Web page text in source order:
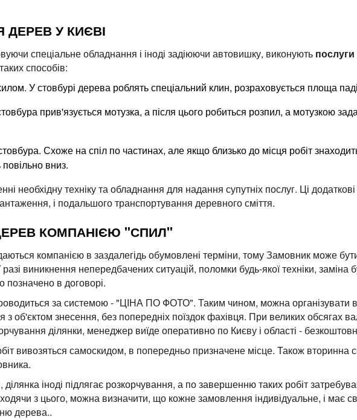
У КИЄВІ
спеціальне обладнання і іноді задіюючи автовишку, виконують
способів:
У стовбурі дерева роблять спеціальний клин, розраховується площа
прив'язується мотузка, а після цього робиться розпил, а мотузкою
Схоже на спіл по частинах, але якщо близько до місця робіт
вниз.
необхідну техніку та обладнання для надання супутніх послуг. Ці
і подальшого транспортування деревного сміття.
КОМПАНІЄЮ "СПИЛ"
компанією в заздалегідь обумовлені терміни, тому Замовник може
виникнення непередбачених ситуацій, поломки будь-якої техніки, заміна
в договорі.
за системою - "ЦІНА ПО ФОТО". Таким чином, можна організувати
з об'єктом знесення, без попередніх поїздок фахівця. При великих обсягах
ділянки, менеджер виїде оперативно по Києву і області -
вивозяться самоскидом, в попередньо призначене місце. Також вторинна
іноді підлягає розкорчування, а по завершенню таких робіт
з цього, можна визначити, що кожне замовлення індивідуальне, і має
дерева..